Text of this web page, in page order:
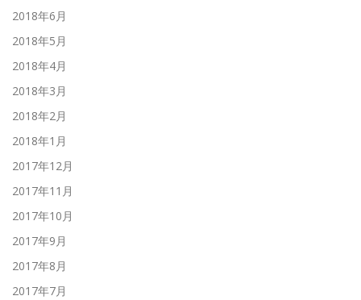
2018年6月
2018年5月
2018年4月
2018年3月
2018年2月
2018年1月
2017年12月
2017年11月
2017年10月
2017年9月
2017年8月
2017年7月